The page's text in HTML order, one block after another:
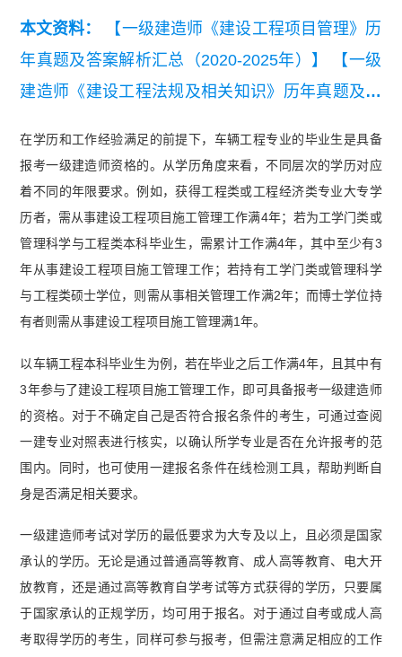
本文资料：
【一级建造师《建设工程项目管理》历
年真题及答案解析汇总（2020-2025年）】
【一级
建造师《建设工程法规及相关知识》历年真题及答
5年）】
在学历和工作经验满足的前提下，车辆工程专业的毕业生是具备
报考一级建造师资格的。从学历角度来看，不同层次的学历对应
着不同的年限要求。例如，获得工程类或工程经济类专业大专学
历者，需从事建设工程项目施工管理工作满4年；若为工学门类或
管理科学与工程类本科毕业生，需累计工作满4年，其中至少有3
年从事建设工程项目施工管理工作；若持有工学门类或管理科学
与工程类硕士学位，则需从事相关管理工作满2年；而博士学位持
有者则需从事建设工程项目施工管理满1年。
以车辆工程本科毕业生为例，若在毕业之后工作满4年，且其中有
3年参与了建设工程项目施工管理工作，即可具备报考一级建造师
的资格。对于不确定自己是否符合报名条件的考生，可通过查阅
一建专业对照表进行核实，以确认所学专业是否在允许报考的范
围内。同时，也可使用一建报名条件在线检测工具，帮助判断自
身是否满足相关要求。
一级建造师考试对学历的最低要求为大专及以上，且必须是国家
承认的学历。无论是通过普通高等教育、成人高等教育、电大开
放教育，还是通过高等教育自学考试等方式获得的学历，只要属
于国家承认的正规学历，均可用于报名。对于通过自考或成人高
考取得学历的考生，同样可参与报考，但需注意满足相应的工作